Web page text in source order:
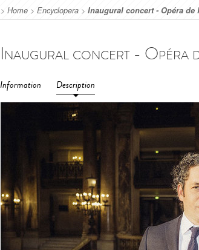
> Home > Encyclopera > Inaugural concert - Opéra de
Information Description